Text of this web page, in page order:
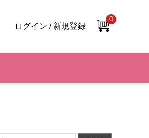
ログイン / 新規登録
0